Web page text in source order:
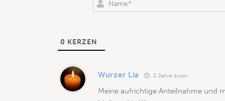
0 KERZEN
Wurzer Lia 2 Jahre zuvor
Meine aufrichtige Anteilnahme und